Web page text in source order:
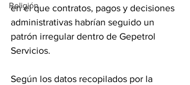
Religión
en el que contratos, pagos y decisiones
administrativas habrían seguido un
patrón irregular dentro de Gepetrol
Servicios.
Según los datos recopilados por la